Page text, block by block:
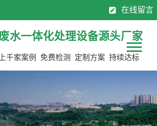
水一体化处理设备源头厂家
上千家案例 免费检测 定制方案 持续达标
在线留言
： 130-7137 0883 0769-8113 2565